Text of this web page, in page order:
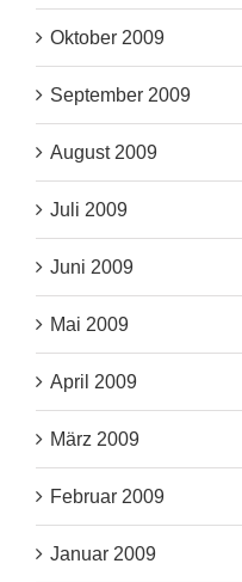
Oktober 2009
September 2009
August 2009
Juli 2009
Juni 2009
Mai 2009
April 2009
März 2009
Februar 2009
Januar 2009